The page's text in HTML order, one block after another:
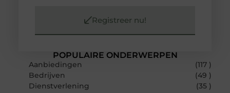
POPULAIRE ONDERWERPEN
Aanbiedingen
(117 )
Bedrijven
(49 )
Dienstverlening
(35 )
Registreer nu!